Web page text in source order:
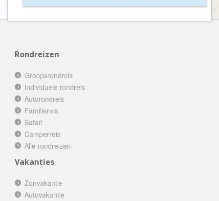
Rondreizen
Groepsrondreis
Individuele rondreis
Autorondreis
Familiereis
Safari
Camperreis
Alle rondreizen
Vakanties
Zonvakantie
Autovakantie